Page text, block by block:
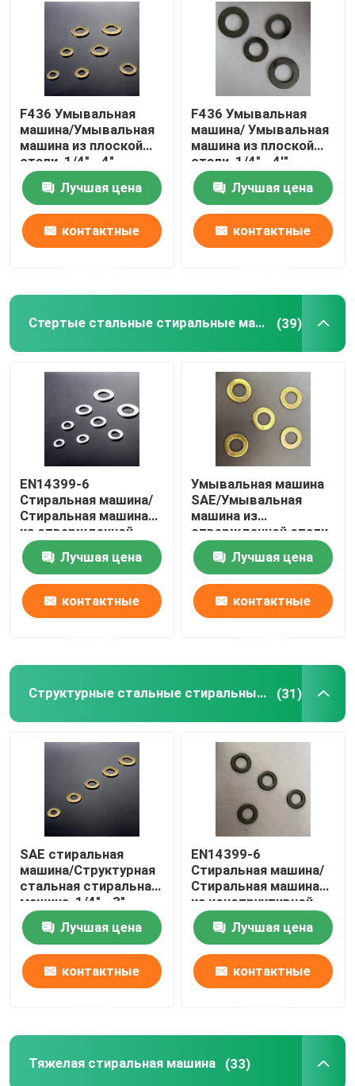
Наша фабрика
контроль качества
Отправить запрос
Плоская стальная стиральная машина
Стертые стальные стиральные машины
Структурные стальные стиральные машины
Простые стиральные машины
Стержни для мытья
Гальванизированная стиральная машина
Машины высокой прочности
Стеклянные стиральные машины
F436 Умывальная
машина/Умывальная
машина из плоской
стали, 1/4" - 4",
цинковая/
дакрометная
Лучшая цена
контактные
F436 Умывальная
машина/ Умывальная
машина из плоской
стали, 1/4" - 4'",
черный оксид
Лучшая цена
контактные
Стертые стальные стиральные машины (39)
EN14399-6
Стиральная машина/
Стиральная машина
из отвержденной
стали, M12-M36,
Черный оксид
Лучшая цена
контактные
Умывальная машина
SAE/Умывальная
машина из
отвержденной стали,
1/4" - 3",
обыкновенная/
дакрометная
Лучшая цена
контактные
Структурные стальные стиральные машины (31)
SAE стиральная
машина/Структурная
стальная стиральная
машина, 1/4" - 3",
простой/
дакрометный
Лучшая цена
контактные
EN14399-6
Стиральная машина/
Стиральная машина
из конструктивной
стали, M12-M36,
Черный оксид
Лучшая цена
контактные
Тяжелая стиральная машина (33)